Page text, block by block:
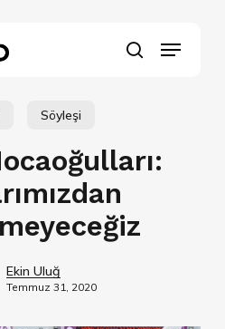
search
Menu
Söyleşi
Ekin Uluğ
Temmuz 31, 2020